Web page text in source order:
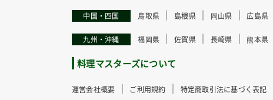
中国・四国 鳥取県 ｜ 島根県｜ 岡山県 ｜広島県
九州・沖縄 福岡県 ｜佐賀県｜ 長崎県 ｜熊本県
料理マスターズについて
運営会社概要 ｜ ご利用規約 ｜ 特定商取引法に基づく表記